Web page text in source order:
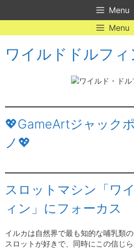
Menu
Menu
ワイルドドルフィ
💖GameArtジャック
ノ💖
スロットマシン「ワ
ィン」にフォーカス
イルカは自然界で最も知的な哺乳類
スロットが好きで、同時にこの信じ